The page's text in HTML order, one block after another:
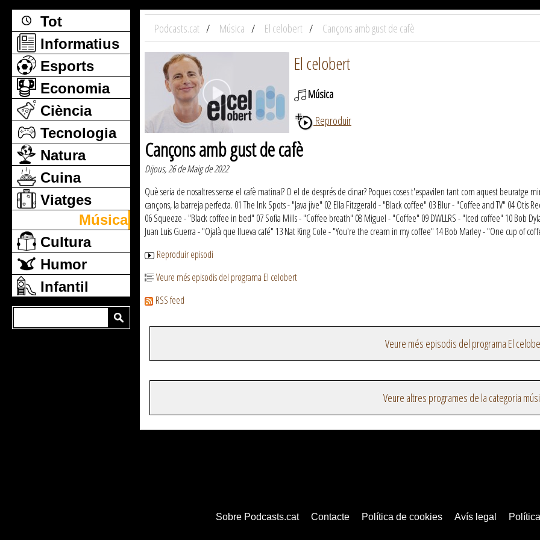
Tot
Informatius
Esports
Economia
Ciència
Tecnologia
Natura
Cuina
Viatges
Música
Cultura
Humor
Infantil
Podcasts.cat Música El celobert Cançons amb gust de cafè
El celobert
Música
Reproduir
Cançons amb gust de cafè
Dijous, 26 de Maig de 2022
Què seria de nosaltres sense el cafè matinal? O el de després de dinar? Poques coses t'espavilen tant com aquest beuratge
cançons, la barreja perfecta. 01 The Ink Spots - "Java jive" 02 Ella Fitzgerald - "Black coffee" 03 Blur - "Coffee and TV" 04
06 Squeeze - "Black coffee in bed" 07 Sofia Mills - "Coffee breath" 08 Miguel - "Coffee" 09 DWLLRS - "Iced coffee" 10 Bob
Juan Luis Guerra - "Ojalà que llueva café" 13 Nat King Cole - "You're the cream in my coffee" 14 Bob Marley - "One cup of
Reproduir episodi
Veure més episodis del programa El celobert
RSS feed
Veure més episodis del programa El
Veure altres programes de la categoria
Sobre Podcasts.cat Contacte Política de cookies Avís legal